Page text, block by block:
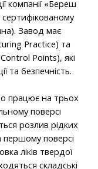
компанії «Береш
Завод має
Practice) та
Points), які
та безпечність.
працює на трьох
поверсі
розлив рідких
першому поверсі
ліків твердої
складські